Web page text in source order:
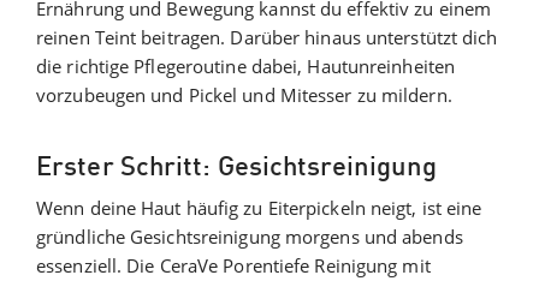
Ernährung und Bewegung kannst du effektiv zu einem
reinen Teint beitragen. Darüber hinaus unterstützt dich
die richtige Pflegeroutine dabei, Hautunreinheiten
vorzubeugen und Pickel und Mitesser zu mildern.
Erster Schritt: Gesichtsreinigung
Wenn deine Haut häufig zu Eiterpickeln neigt, ist eine
gründliche Gesichtsreinigung morgens und abends
essenziell. Die CeraVe Porentiefe Reinigung mit